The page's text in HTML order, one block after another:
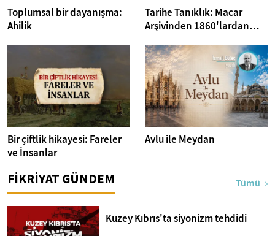
Toplumsal bir dayanışma:
Ahilik
Tarihe Tanıklık: Macar
Arşivinden 1860'lardan
Bir çiftlik hikayesi: Fareler
ve İnsanlar
Avlu ile Meydan
FİKRİYAT GÜNDEM Tümü
Kuzey Kıbrıs'ta siyonizm tehdidi